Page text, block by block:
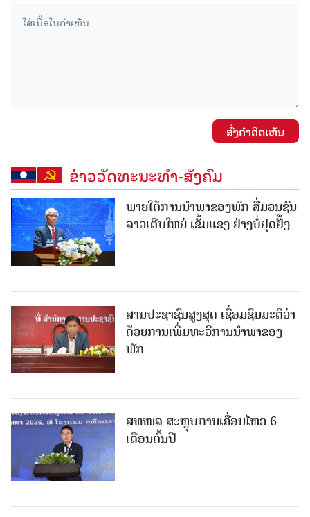
ສົ່ງຄໍາຄິດເຫັນ
ຂ່າວວັດທະນະທຳ-ສັງຄົມ
ພາຍໃຕ້ການນໍາພາຂອງພັກ ສື່ມວນຊົນ
ລາວເຕີບໃຫຍ່ ເຂັ້ມແຂງ ຢ່າງບໍ່ຢຸດຢັ້ງ
ສານປະຊາຊົນສູງສຸດ ເຊື່ອມຊຶມມະຕິວ່າ
ດ້ວຍການເພີ່ມທະວີການນຳພາຂອງ
ພັກ
ສທໜລ ສະຫຼຸບການເຄື່ອນໄຫວ 6
ເດືອນຕົ້ນປີ